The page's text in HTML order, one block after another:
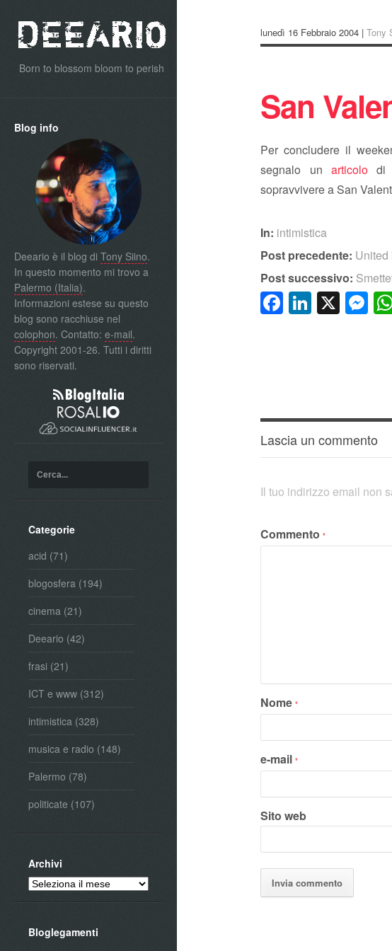
Born to blossom bloom to perish
Blog info
Deeario è il blog di Tony Siino.
In questo momento mi trovo a
Palermo (Italia).
Informazioni estese su questo
blog sono racchiuse nel
colophon. Contatto: e-mail.
Copyright 2001-26. Tutti i diritti
sono riservati.
Categorie
acid (71)
blogosfera (194)
cinema (21)
Deeario (42)
frasi (21)
ICT e www (312)
intimistica (328)
musica e radio (148)
Palermo (78)
politicate (107)
Archivi
Archivi
Bloglegamenti
lunedì 16 Febbraio 2004 |Tony
San
Per concludere il
segnalo unarticolo di
sopravvivere a San
In: intimistica
Post precedente:
Post successivo:
Facebook
X
Lascia un commento
Il tuo indirizzo email non
Commento*
Nome*
e-mail*
Sito web